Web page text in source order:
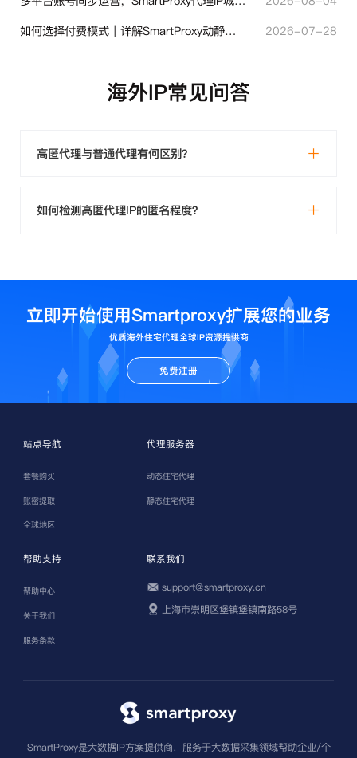
如何选择付费模式｜详解SmartProxy动静态计费体系
2026-07-28
海外IP常见问答
高匿代理与普通代理有何区别？
如何检测高匿代理IP的匿名程度？
立即开始使用Smartproxy扩展您的业务
优质海外住宅代理全球IP资源提供商
免费注册
站点导航
套餐购买
账密提取
全球地区
代理服务器
动态住宅代理
静态住宅代理
帮助支持
帮助中心
关于我们
服务条款
联系我们
support@smartproxy.cn
上海市崇明区堡镇堡镇南路58号
SmartProxy是大数据IP方案提供商，服务于大数据采集领域帮助企业/个